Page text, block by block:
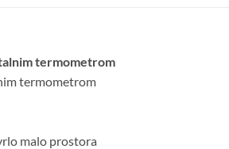
termometrom
termometrom
malo prostora